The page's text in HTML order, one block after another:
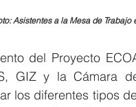
Asistentes a la Mesa de
del Proyecto
GIZ y la Cámara
los diferentes tipos